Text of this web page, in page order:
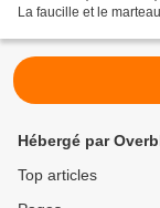
La faucille et le
Hébergé par
Top articles